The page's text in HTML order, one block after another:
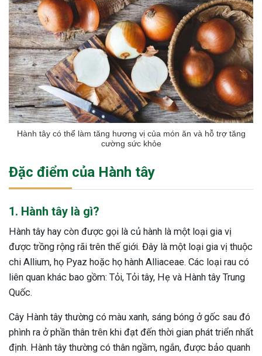
Hành tây có thể làm tăng hương vị của món ăn và hỗ trợ tăng
cường sức khỏe
Đặc điểm của Hành tây
1. Hành tây là gì?
Hành tây hay còn được gọi là củ hành là một loại gia vị
được trồng rộng rãi trên thế giới. Đây là một loại gia vị thuộc
chi Allium, họ Pyaz hoặc họ hành Alliaceae. Các loại rau có
liên quan khác bao gồm: Tỏi, Tỏi tây, Hẹ và Hành tây Trung
Quốc.
Cây Hành tây thường có màu xanh, sáng bóng ở gốc sau đó
phình ra ở phần thân trên khi đạt đến thời gian phát triển nhất
định. Hành tây thường có thân ngầm, ngắn, được bảo quanh